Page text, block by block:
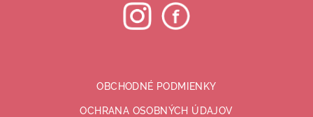
OBCHODNÉ PODMIENKY
OCHRANA OSOBNÝCH ÚDAJOV